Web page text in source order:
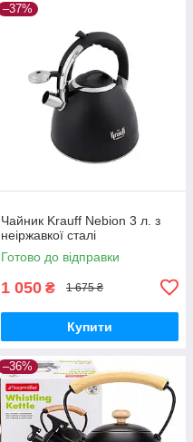
–37%
Чайник Krauff Nebion 3 л. з
неіржавкої сталі
Готово до відправки
1 050 ₴ 1 675 ₴
Купити
–36%